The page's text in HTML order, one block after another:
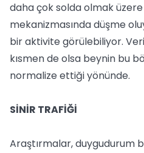
daha çok solda olmak
mekanizmasında düşme
bir aktivite görülebiliyor.
kısmen de olsa beynin bu
normalize ettiği yönünde.
SİNİR TRAFİĞİ
Araştırmalar, duygudurum